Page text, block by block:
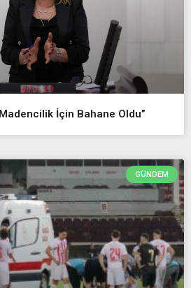
İçin Bahane Oldu”
GÜNDEM